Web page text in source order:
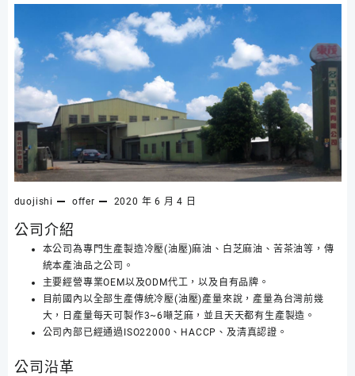
duojishi offer 2020 年 6 月 4 日
公司介紹
本公司為專門生產製造冷壓(油壓)麻油、白芝麻油、苦茶油等，傳
統本產油品之公司。
主要經營專業OEM以及ODM代工，以及自有品牌。
目前國內以全部生產傳統冷壓(油壓)產量來說，產量為台灣前幾
大，日產量每天可製作3~6噸芝麻，並且天天都有生產製造。
公司內部已經通過ISO22000、HACCP、及清真認證。
公司沿革